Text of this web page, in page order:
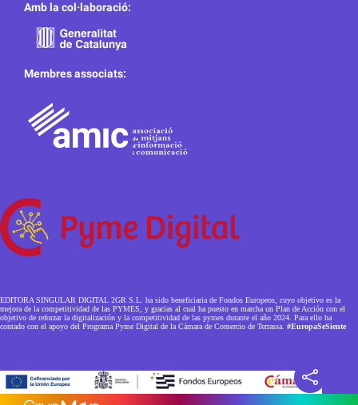
Amb la col·laboració:
Membres associats:
EDITORA SINGULAR DIGITAL 2GR S.L. ha sido beneficiaria de Fondos Europeos, cuyo objetivo es la
mejora de la competitividad de las PYMES, y gracias al cual ha puesto en marcha un Plan de Acción con el
objetivo de reforzar la digitalización y la competitividad de las pymes durante el año 2024. Para ello ha
contado con el apoyo del Programa Pyme Digital de la Cámara de Comercio de Terrassa. #EuropaSeSiente